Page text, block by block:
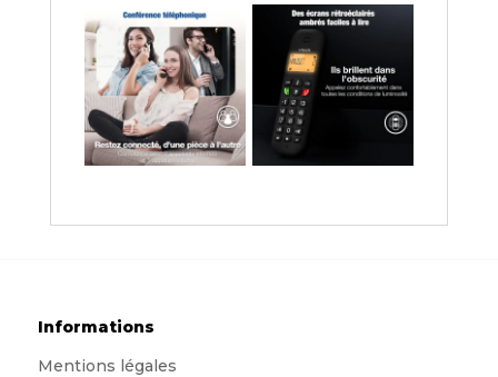
Informations
Mentions légales